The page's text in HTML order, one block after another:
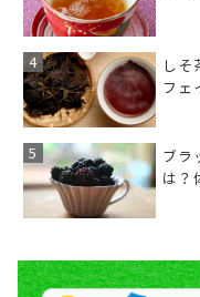
しそ
フェ
ブラ
は？